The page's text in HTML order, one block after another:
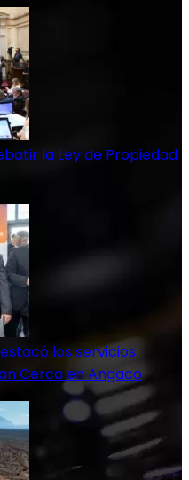
la Ley de Propiedad
los servicios
Cerca en Angaco